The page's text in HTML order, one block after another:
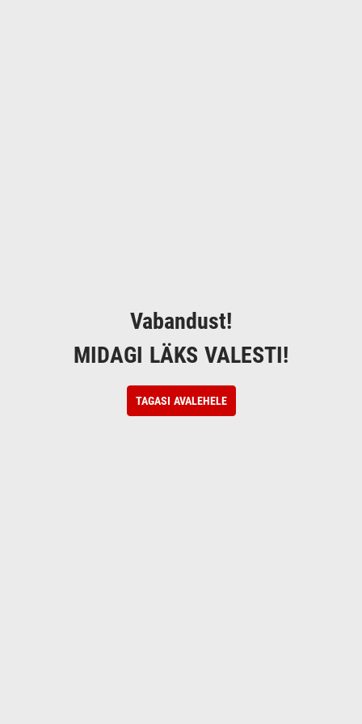
Vabandust!
MIDAGI LÄKS VALESTI!
TAGASI AVALEHELE